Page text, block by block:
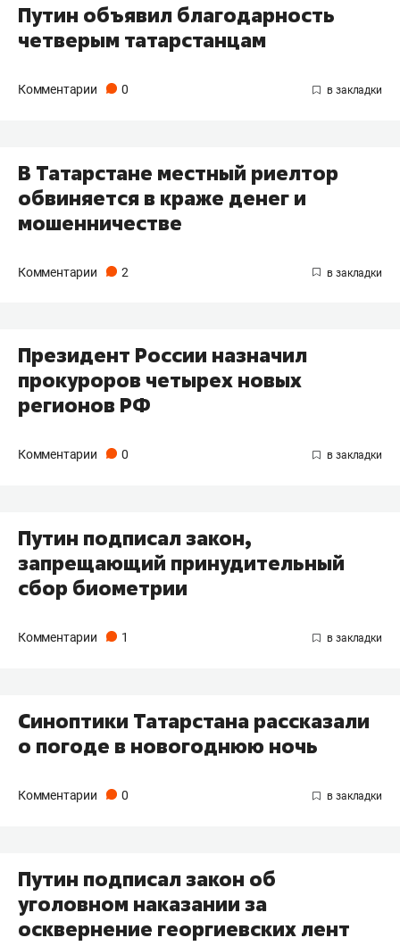
​Путин объявил благодарность
четверым татарстанцам
Комментарии 0
В Татарстане местный риелтор
обвиняется в краже денег и
мошенничестве
Комментарии 2
Президент России назначил
прокуроров четырех новых
регионов РФ
Комментарии 0
Путин подписал закон,
запрещающий принудительный
сбор биометрии
Комментарии 1
Синоптики Татарстана рассказали
о погоде в новогоднюю ночь
Комментарии 0
Путин подписал закон об
уголовном наказании за
осквернение георгиевских лент